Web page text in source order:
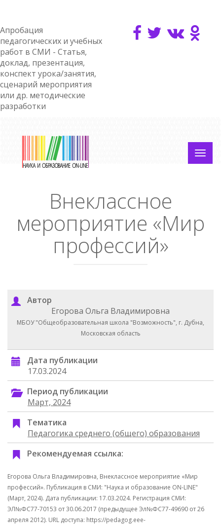
Апробация
педагогических и учебных
работ в СМИ - Статья,
доклад, презентация,
конспект урока/занятия,
сценарий мероприятия
или др. методические
разработки
Внеклассное
мероприятие «Мир
профессий»
Автор
Егорова Ольга Владимировна
МБОУ "Общеобразовательная школа "Возможность", г. Дубна,
Московская область
Дата публикации
17.03.2024
Период публикации
Март, 2024
Тематика
Педагогика среднего (общего) образования
Рекомендуемая ссылка:
Егорова Ольга Владимировна, Внеклассное мероприятие «Мир
профессий». Публикация в СМИ: "Наука и образование ON-LINE"
(Март, 2024). Дата публикации: 17.03.2024. Регистрация СМИ:
ЭЛ№ФС77-70153 от 30.06.2017 (предыдущее Эл№ФC77-49690 от 26
апреля 2012). URL доступа: https://pedagog.eee-